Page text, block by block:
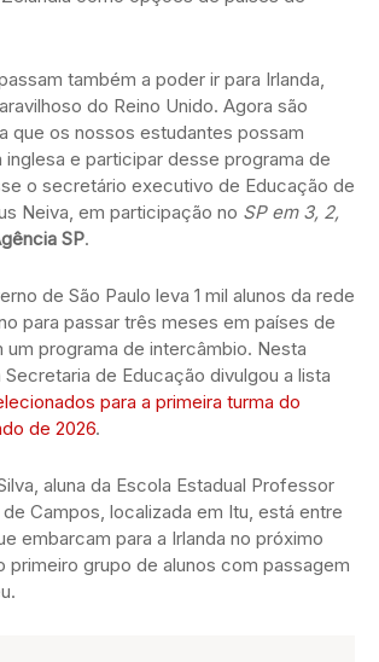
também a poder ir para Irlanda,
do Reino Unido. Agora são
que os nossos estudantes possam
inglesa e participar desse programa de
o secretário executivo de Educação de
Neiva, em participação no SP em 3, 2,
SP.
de São Paulo leva 1 mil alunos da rede
para passar três meses em países de
um programa de intercâmbio. Nesta
de Educação divulgou a lista
para a primeira turma do
de 2026.
aluna da Escola Estadual Professor
Campos, localizada em Itu, está entre
embarcam para a Irlanda no próximo
primeiro grupo de alunos com passagem